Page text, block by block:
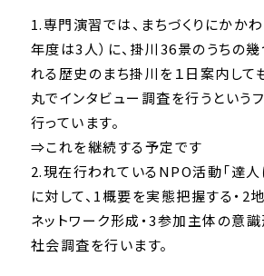
1.専門演習では、まちづくりにかか
年度は3人）に、掛川36景のうちの
れる歴史のまち掛川を１日案内して
丸でインタビュー調査を行うという
行っています。
⇒これを継続する予定です
2.現在行われているNPO活動「達人
に対して、1概要を実態把握する・2
ネットワーク形成・3参加主体の意
社会調査を行います。